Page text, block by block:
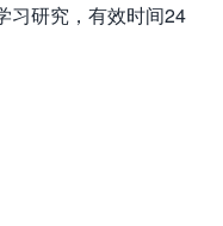
习研究，有效时间24